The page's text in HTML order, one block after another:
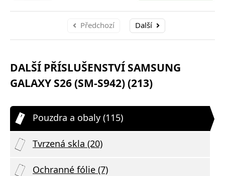
Předchozí Další
DALŠÍ PŘÍSLUŠENSTVÍ SAMSUNG
GALAXY S26 (SM-S942) (213)
Pouzdra a obaly (115)
Tvrzená skla (20)
Ochranné fólie (7)